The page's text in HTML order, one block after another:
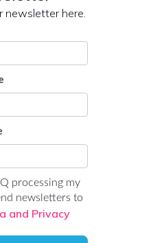
newsletter here.
processing my
newsletters to
and Privacy